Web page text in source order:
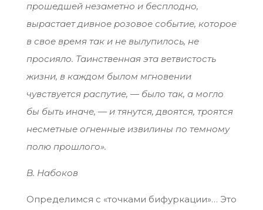
прошедшей незаметно и бесплодно,
вырастает дивное розовое событие, которое
в свое время так и не вылупилось, не
просияло. Таинственная эта ветвистость
жизни, в каждом былом мгновении
чувствуется распутие, — было так, а могло
бы быть иначе, — и тянутся, двоятся, троятся
несметные огненные извилины по темному
полю прошлого».
В. Набоков
Определимся с «точками бифуркации»… Это